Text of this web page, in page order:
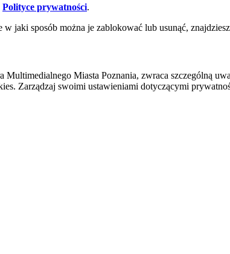
Polityce prywatności.
jaki sposób można je zablokować lub usunąć,
Miasta Poznania, zwraca szczególną
Zarządzaj swoimi ustawieniami dotyczącymi